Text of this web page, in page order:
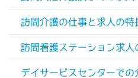
訪問介護の仕事と求人の特
訪問看護ステーション求人
デイサービスセンターでの